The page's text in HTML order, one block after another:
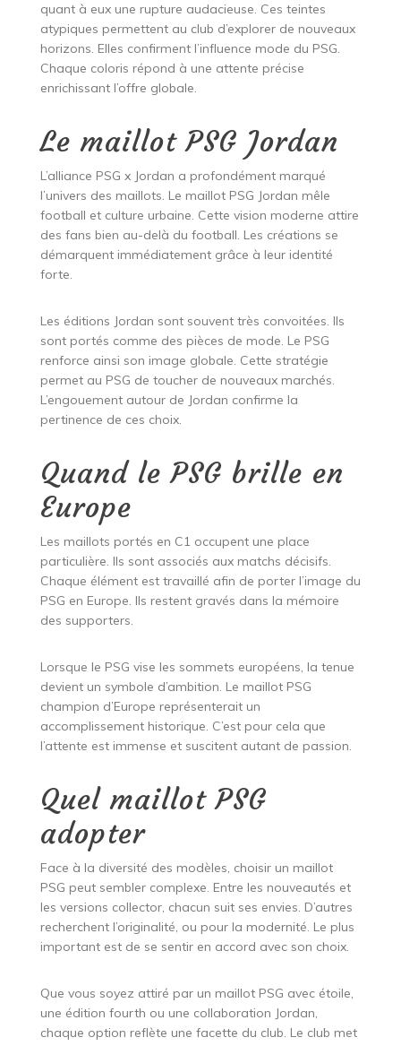
quant à eux une rupture audacieuse. Ces teintes
atypiques permettent au club d’explorer de nouveaux
horizons. Elles confirment l’influence mode du PSG.
Chaque coloris répond à une attente précise
enrichissant l’offre globale.
Le maillot PSG Jordan
L’alliance PSG x Jordan a profondément marqué
l’univers des maillots. Le maillot PSG Jordan mêle
football et culture urbaine. Cette vision moderne attire
des fans bien au-delà du football. Les créations se
démarquent immédiatement grâce à leur identité
forte.
Les éditions Jordan sont souvent très convoitées. Ils
sont portés comme des pièces de mode. Le PSG
renforce ainsi son image globale. Cette stratégie
permet au PSG de toucher de nouveaux marchés.
L’engouement autour de Jordan confirme la
pertinence de ces choix.
Quand le PSG brille en
Europe
Les maillots portés en C1 occupent une place
particulière. Ils sont associés aux matchs décisifs.
Chaque élément est travaillé afin de porter l’image du
PSG en Europe. Ils restent gravés dans la mémoire
des supporters.
Lorsque le PSG vise les sommets européens, la tenue
devient un symbole d’ambition. Le maillot PSG
champion d’Europe représenterait un
accomplissement historique. C’est pour cela que
l’attente est immense et suscitent autant de passion.
Quel maillot PSG
adopter
Face à la diversité des modèles, choisir un maillot
PSG peut sembler complexe. Entre les nouveautés et
les versions collector, chacun suit ses envies. D’autres
recherchent l’originalité, ou pour la modernité. Le plus
important est de se sentir en accord avec son choix.
Que vous soyez attiré par un maillot PSG avec étoile,
une édition fourth ou une collaboration Jordan,
chaque option reflète une facette du club. Le club met